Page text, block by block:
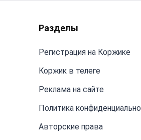
Разделы
Регистрация на Коржике
Коржик в телеге
Реклама на сайте
Политика
Авторские права